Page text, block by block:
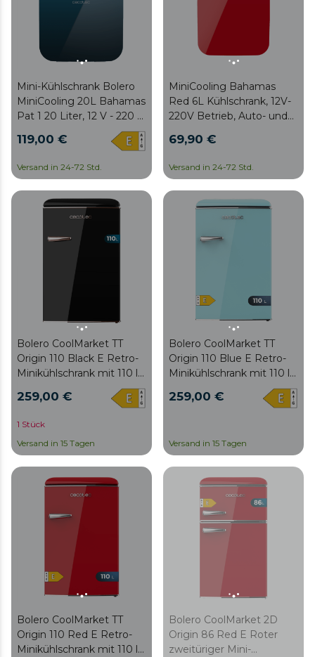
Mini-Kühlschrank Bolero
MiniCooling 20L Bahamas
Pat 1 20 Liter, 12 V - 220 V
Betrieb, kompatibel mit
Autos und Wohnwagen,
Temperaturbereich 7-65 ºC
und leicht zu
transportieren.
119,00 €
Versand in 24-72 Std.
MiniCooling Bahamas
Red 6L Kühlschrank, 12V-
220V Betrieb, Auto- und
und Heizfunktion,
einfacher Transport.
69,90 €
Versand in 24-72 Std.
Bolero CoolMarket TT
Origin 110 Black E Retro-
Minikühlschrank mit 110 l
Klasse E, ICEBOX, Innen-
259,00 €
1 Stück
Versand in 15 Tagen
Bolero CoolMarket TT
Origin 110 Blue E Retro-
Minikühlschrank mit 110 l
Klasse E, ICEBOX, Innen-
259,00 €
Versand in 15 Tagen
Bolero CoolMarket TT
Origin 110 Red E Retro-
Minikühlschrank mit 110 l
Bolero CoolMarket 2D
Origin 86 Red E Roter
zweitüriger Mini-